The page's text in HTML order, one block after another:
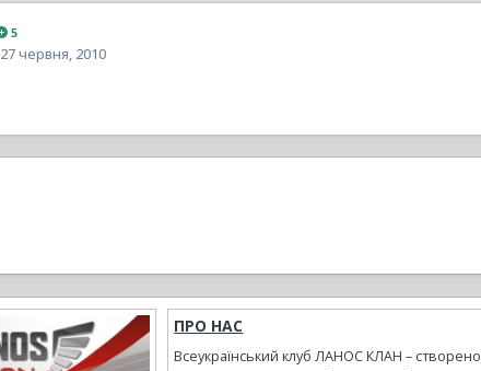
5
27 червня, 2010
ПРО НАС
Всеукраїнський клуб ЛАНОС КЛАН – створено